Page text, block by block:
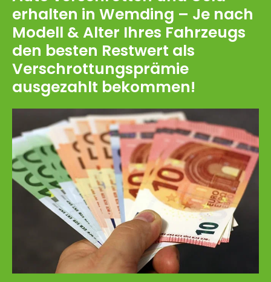
erhalten in Wemding – Je nach
Modell & Alter Ihres Fahrzeugs
den besten Restwert als
Verschrottungsprämie
ausgezahlt bekommen!